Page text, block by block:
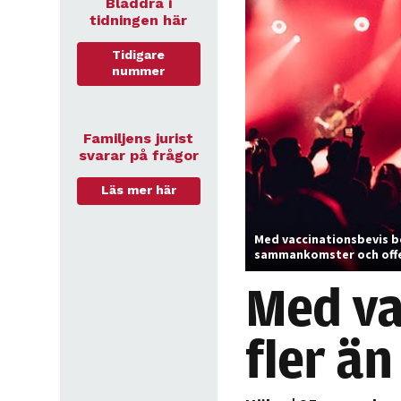
Med vaccinationsbevis
sammankomster och
Med
fler
tidningen här
Tidigare
nummer
Familjens jurist
svarar på frågor
Läs mer här